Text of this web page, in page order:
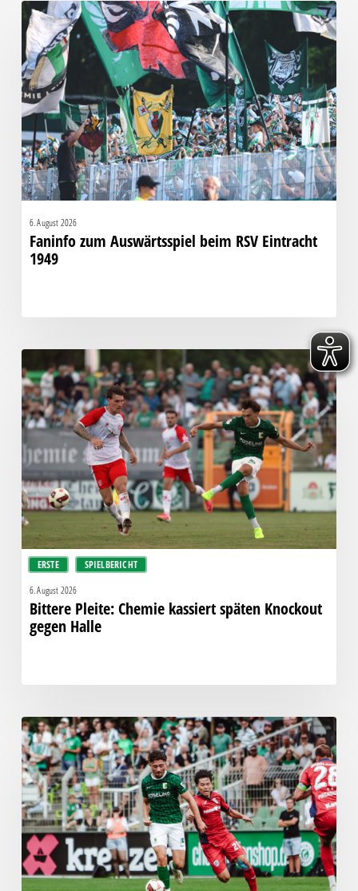
Faninfo
zum
Auswärtsspiel
beim
RSV
Eintracht
6. August 2026
Faninfo zum Auswärtsspiel beim RSV Eintracht
1949
ERSTE SPIELBERICHT
Pleite:
Chemie
kassiert
späten
Knockout
gegen
Halle
6. August 2026
Bittere Pleite: Chemie kassiert späten Knockout
gegen Halle
“Einer
für
alle,
alle
für
einen!”
–
Chemie
empfängt